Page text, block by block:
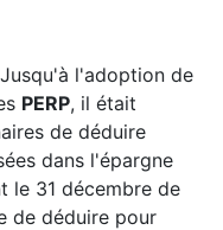
l'adoption de
PERP, il était
de déduire
dans l'épargne
le 31 décembre de
de déduire pour